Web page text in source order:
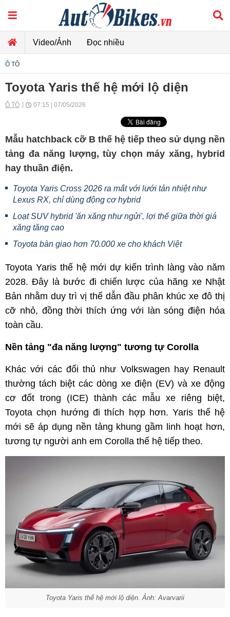
Video/Ảnh Đọc nhiều
Ô TÔ
Toyota Yaris thế hệ mới lộ diện
Ô TÔ 07:15 | 07/05/2026
Mẫu hatchback cỡ B thế hệ tiếp theo sử dụng nền
tảng đa năng lượng, tùy chọn máy xăng, hybrid
hay thuần điện.
Toyota Yaris Cross 2026 ra mắt với lưới tản nhiệt như
Lexus RX, chỉ dùng động cơ hybrid
Loạt SUV hybrid 'ăn xăng như ngửi', lợi thế giữa thời giá
xăng tăng cao
Toyota bàn giao hơn 70.000 xe cho khách Việt
Toyota Yaris thế hệ mới dự kiến trình làng vào năm
2028. Đây là bước đi chiến lược của hãng xe Nhật
Bản nhằm duy trì vị thế dẫn đầu phân khúc xe đô thị
cỡ nhỏ, đồng thời thích ứng với làn sóng điện hóa
toàn cầu.
Nền tảng "đa năng lượng" tương tự Corolla
Khác với các đối thủ như Volkswagen hay Renault
thường tách biệt các dòng xe điện (EV) và xe động
cơ đốt trong (ICE) thành các mẫu xe riêng biệt,
Toyota chọn hướng đi thích hợp hơn. Yaris thế hệ
mới sẽ áp dụng nền tảng khung gầm linh hoạt hơn,
tương tự người anh em Corolla thế hệ tiếp theo.
Toyota Yaris thế hệ mới lộ diện. Ảnh: Avarvarii